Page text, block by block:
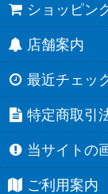
ショッピン
店舗案内
最近チェッ
特定商取引
当サイトの
ご利用案内